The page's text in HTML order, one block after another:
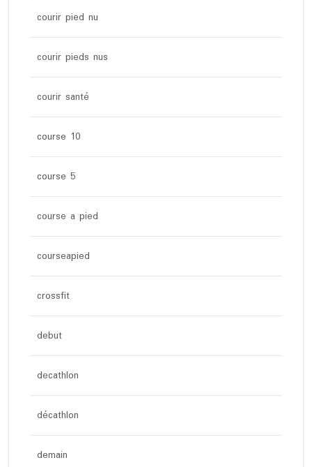
courir pied nu
courir pieds nus
courir santé
course 10
course 5
course a pied
courseapied
crossfit
debut
decathlon
décathlon
demain